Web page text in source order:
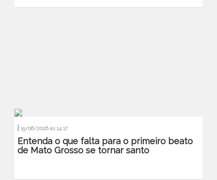
| 15/06/2026 às 14:17
Entenda o que falta para o primeiro beato
de Mato Grosso se tornar santo